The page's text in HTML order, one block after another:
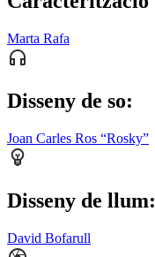
Marta Rafa
Disseny de so:
Joan Carles Ros “Rosky”
Disseny de llum:
David Bofarull